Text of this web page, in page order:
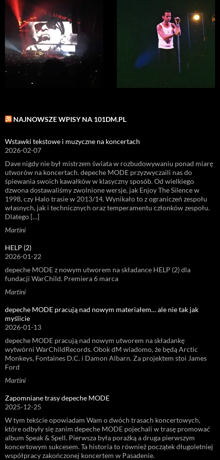
NAJNOWSZE WPISY NA 101DM.PL
Wstawki tekstowe i muzyczne na koncertach
2026-02-07
Dave nigdy nie był mistrzem świata w rozbudowywaniu ponad miarę
utworów na koncertach. depeche MODE przyzwyczaili nas do
śpiewania swoich kawałków w klasyczny sposób. Od wielkiego
dzwona dostawaliśmy zwolnione wersje, jak Enjoy The Silence w
1998, czy Halo trasie w 2013/14. Wynikało to z ograniczeń zespołu
własnych, jak i technicznych oraz temperamentu członków zespołu.
Dlatego […]
Martini
HELP (2)
2026-01-22
depeche MODE z nowym utworem na składance HELP (2) dla
fundacji WarChild. Premiera 6 marca
Martini
depeche MODE pracują nad nowym materiałem… ale nie tak jak
myślicie
2026-01-13
depeche MODE pracują nad nowym utworem na składankę
wytwórni WarChildRecords. Obok dM wiadomo, że będą Arctic
Monkeys, Fontaines D.C. i Damon Albarn. Za projektem stoi James
Ford
Martini
Zapomniane trasy depeche MODE
2025-12-25
W tym tekście opowiadam Wam o dwóch trasach koncertowych,
które odbyły się zanim depeche MODE pojechali w trasę promować
album Speak & Spell. Pierwsza była porażką a druga pierwszym
koncertowym sukcesem. Ta historia to również początek długoletniej
współpracy zakończonej koncertem w Pasadenie.